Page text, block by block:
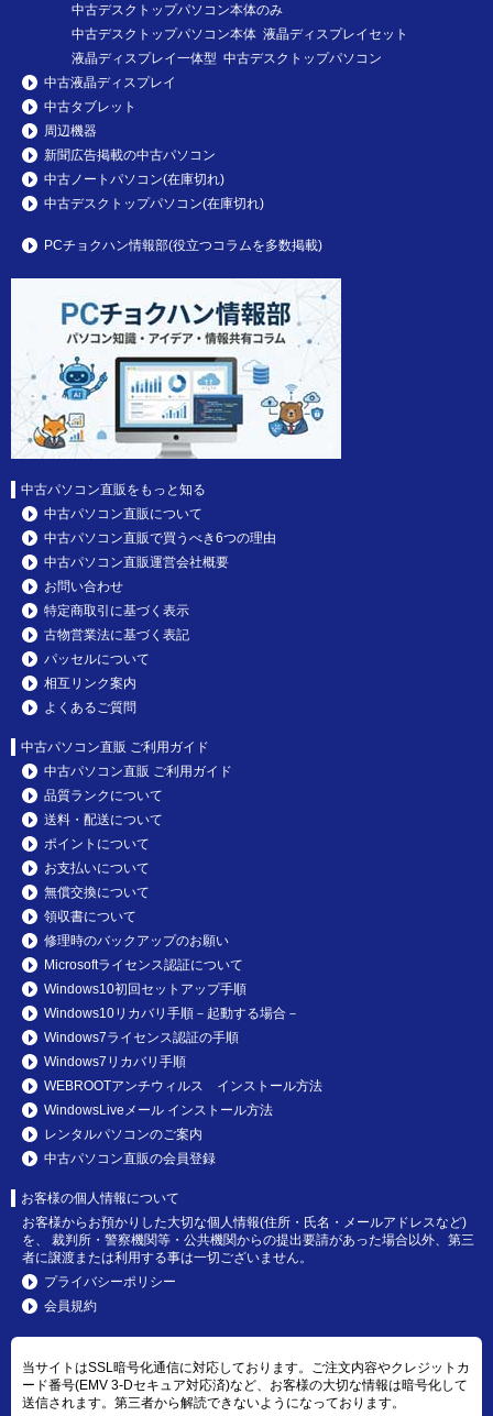
中古デスクトップパソコン本体のみ
中古デスクトップパソコン本体 液晶ディスプレイセット
液晶ディスプレイ一体型 中古デスクトップパソコン
中古液晶ディスプレイ
中古タブレット
周辺機器
新聞広告掲載の中古パソコン
中古ノートパソコン(在庫切れ)
中古デスクトップパソコン(在庫切れ)
PCチョクハン情報部(役立つコラムを多数掲載)
中古パソコン直販をもっと知る
中古パソコン直販について
中古パソコン直販で買うべき6つの理由
中古パソコン直販運営会社概要
お問い合わせ
特定商取引に基づく表示
古物営業法に基づく表記
パッセルについて
相互リンク案内
よくあるご質問
中古パソコン直販 ご利用ガイド
中古パソコン直販 ご利用ガイド
品質ランクについて
送料・配送について
ポイントについて
お支払いについて
無償交換について
領収書について
修理時のバックアップのお願い
Microsoftライセンス認証について
Windows10初回セットアップ手順
Windows10リカバリ手順－起動する場合－
Windows7ライセンス認証の手順
Windows7リカバリ手順
WEBROOTアンチウィルス インストール方法
WindowsLiveメール インストール方法
レンタルパソコンのご案内
中古パソコン直販の会員登録
お客様の個人情報について
お客様からお預かりした大切な個人情報(住所・氏名・メールアドレスなど)
を、 裁判所・警察機関等・公共機関からの提出要請があった場合以外、第三
者に譲渡または利用する事は一切ございません。
プライバシーポリシー
会員規約
当サイトはSSL暗号化通信に対応しております。ご注文内容やクレジットカ
ード番号(EMV 3-Dセキュア対応済)など、お客様の大切な情報は暗号化して
送信されます。第三者から解読できないようになっております。